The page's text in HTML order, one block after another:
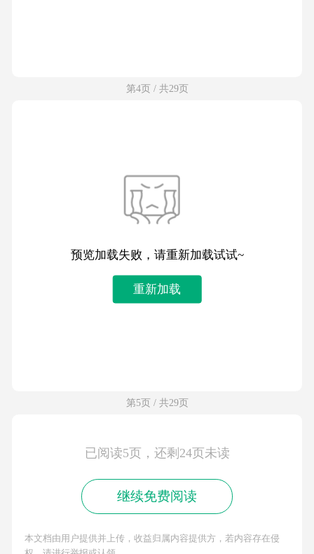
第4页 / 共29页
预览加载失败，请重新加载试试~
重新加载
第5页 / 共29页
已阅读5页，还剩24页未读
继续免费阅读
本文档由用户提供并上传，收益归属内容提供方，若内容存在侵